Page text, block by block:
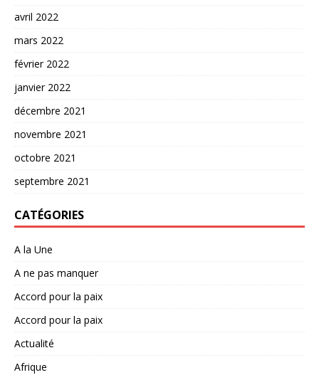
avril 2022
mars 2022
février 2022
janvier 2022
décembre 2021
novembre 2021
octobre 2021
septembre 2021
CATÉGORIES
A la Une
A ne pas manquer
Accord pour la paix
Accord pour la paix
Actualité
Afrique